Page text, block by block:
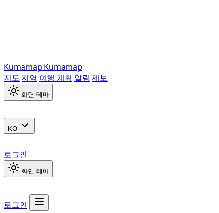
Kumamap Kumamap
지도 지역 여행 계획 알림 제보
화면 테마
KO
로그인
화면 테마
로그인